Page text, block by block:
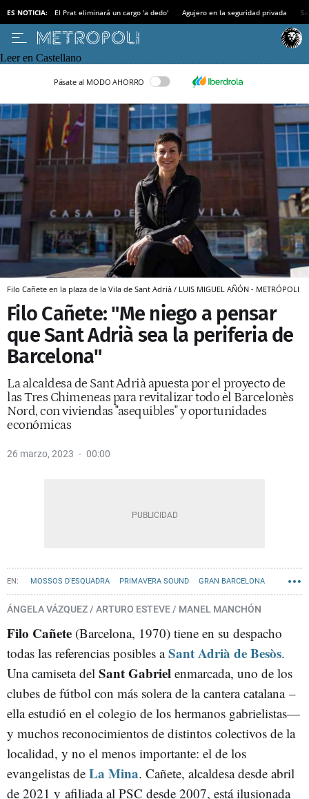
ES NOTICIA: El Prat eliminará un cargo 'a dedo' Agujero en la seguridad privada
Leer en Castellano
Pásate al MODO AHORRO
Filo Cañete en la plaza de la Vila de Sant Adrià / LUIS MIGUEL AÑÓN - METRÓPOLI
Filo Cañete: "Me niego a pensar
que Sant Adrià sea la periferia de
Barcelona"
La alcaldesa de Sant Adrià apuesta por el proyecto de
las Tres Chimeneas para revitalizar todo el Barcelonès
Nord, con viviendas "asequibles" y oportunidades
económicas
26 marzo, 2023 00:00
MOSSOS D'ESQUADRA PRIMAVERA SOUND GRAN BARCELONA
ENTREVISTAS BARCELONA SANT ADRIÀ DE BESÒS FILO CAÑETE
ÁNGELA VÁZQUEZ / ARTURO ESTEVE / MANEL MANCHÓN
Filo Cañete (Barcelona, 1970) tiene en su despacho
todas las referencias posibles aSant Adrià de Besòs.
Una camiseta del Sant Gabriel enmarcada, uno de los
clubes de fútbol con más solera de la cantera catalana –
ella estudió en el colegio de los hermanos gabrielistas—
y muchos reconocimientos de distintos colectivos de la
localidad, y no el menos importante: el de los
evangelistas de La Mina. Cañete, alcaldesa desde abril
de 2021 y afiliada al PSC desde 2007, está ilusionada